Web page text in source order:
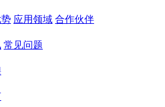
应用领域 合作伙伴
常见问题